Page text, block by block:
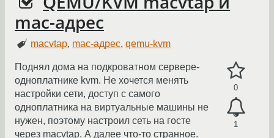
mac-адрес
macvtap, mac-адрес,qemu-kvm
0
1
Поднял дома на подкроватном сервере-
одноплатнике kvm. Не хочется менять
настройки сети, доступ с самого
одноплатника на виртуальные машины не
нужен, поэтому настроил сеть на госте
через macvtap. А далее что-то странное.